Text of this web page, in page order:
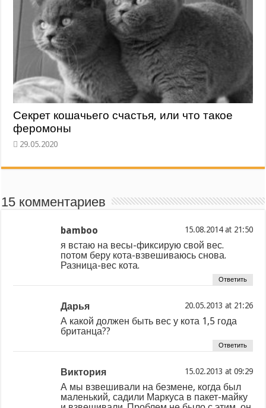
Секрет кошачьего счастья, или что такое
феромоны
15 комментариев
bamboo at
я встаю на весы-фиксирую свой вес.
потом беру кота-взвешиваюсь снова.
Разница-вес кота.
Ответить
Дарья at
А какой должен быть вес у кота 1,5 года
британца??
Ответить
Виктория at
А мы взвешивали на безмене, когда был
маленький, садили Маркуса в пакет-майку